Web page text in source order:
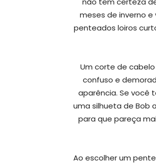
meses de inverno
penteados loiros
Um corte de
confuso e
aparência. Se você
uma silhueta de Bob
para que pareça
Ao escolher um